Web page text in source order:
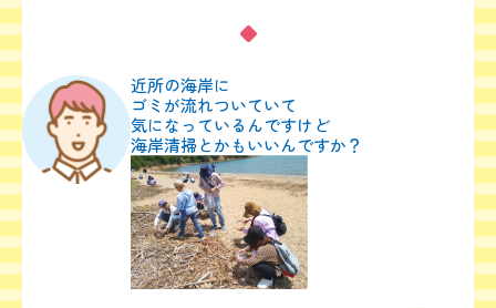
近所の海岸に
ゴミが流れついていて
気になっているんですけど
海岸清掃とかもいいんですか？